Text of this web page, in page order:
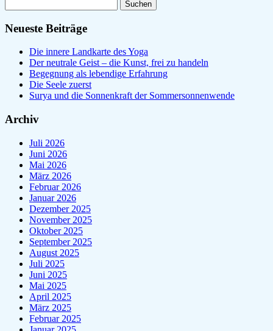
nach:
Neueste Beiträge
Die innere Landkarte des Yoga
Der neutrale Geist – die Kunst, frei zu handeln
Begegnung als lebendige Erfahrung
Die Seele zuerst
Surya und die Sonnenkraft der Sommersonnenwende
Archiv
Juli 2026
Juni 2026
Mai 2026
März 2026
Februar 2026
Januar 2026
Dezember 2025
November 2025
Oktober 2025
September 2025
August 2025
Juli 2025
Juni 2025
Mai 2025
April 2025
März 2025
Februar 2025